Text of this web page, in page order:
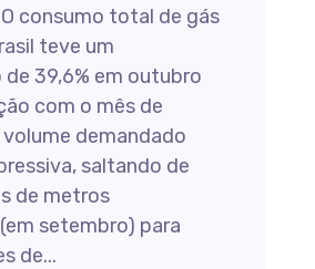
O consumo total de gás
teve um
39,6% em outubro
com o mês de
demandado
saltando de
de metros
setembro) para
de...